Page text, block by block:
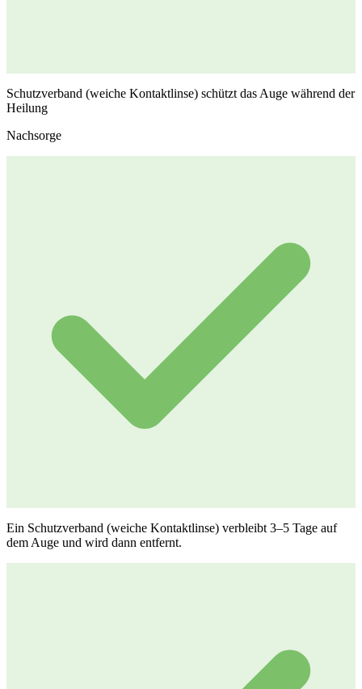
Schutzverband (weiche Kontaktlinse) schützt das Auge während der
Heilung
Nachsorge
Ein Schutzverband (weiche Kontaktlinse) verbleibt 3–5 Tage auf
dem Auge und wird dann entfernt.